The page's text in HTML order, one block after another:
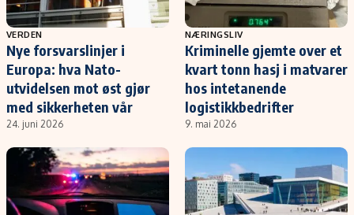
VERDEN
Nye forsvarslinjer i
Europa: hva Nato-
utvidelsen mot øst gjør
med sikkerheten vår
24. juni 2026
NÆRINGSLIV
Kriminelle gjemte over et
kvart tonn hasj i matvarer
hos intetanende
logistikkbedrifter
9. mai 2026